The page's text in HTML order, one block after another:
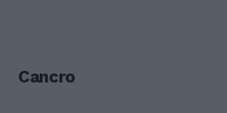
Cancro